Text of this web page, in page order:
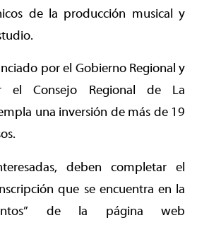
de la producción musical y
por el Gobierno Regional y
el Consejo Regional de La
una inversión de más de 19
deben completar el
que se encuentra en la
de la página web